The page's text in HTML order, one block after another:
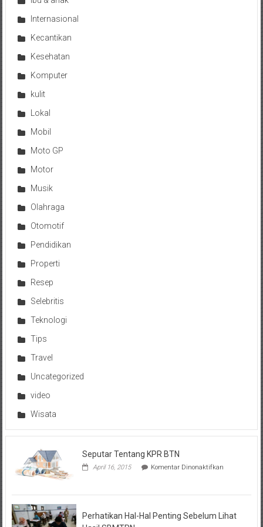
Internasional
Kecantikan
Kesehatan
Komputer
kulit
Lokal
Mobil
Moto GP
Motor
Musik
Olahraga
Otomotif
Pendidikan
Properti
Resep
Selebritis
Teknologi
Tips
Travel
Uncategorized
video
Wisata
Seputar Tentang KPR BTN
April 16, 2015 Komentar Dinonaktifkanpada
Perhatikan Hal-Hal Penting Sebelum Lihat